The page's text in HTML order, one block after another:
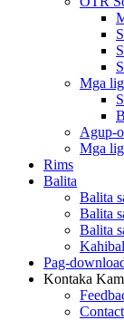
Mga
Agup-
Mga
Rims
Balita
Balita
Balita
Balita
Pag-
Kontaka